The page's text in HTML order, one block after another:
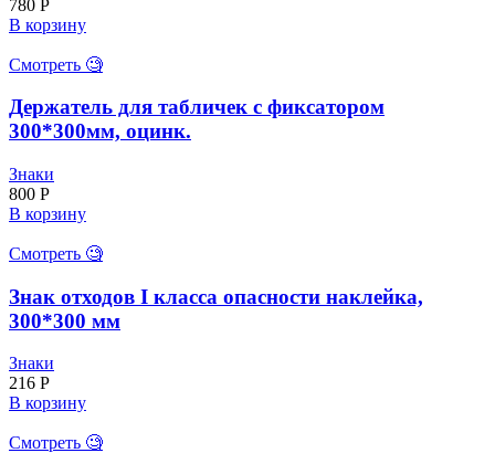
780 Р
В корзину
Смотреть 🧐
Держатель для табличек с фиксатором
300*300мм, оцинк.
Знаки
800 Р
В корзину
Смотреть 🧐
Знак отходов I класса опасности наклейка,
300*300 мм
Знаки
216 Р
В корзину
Смотреть 🧐